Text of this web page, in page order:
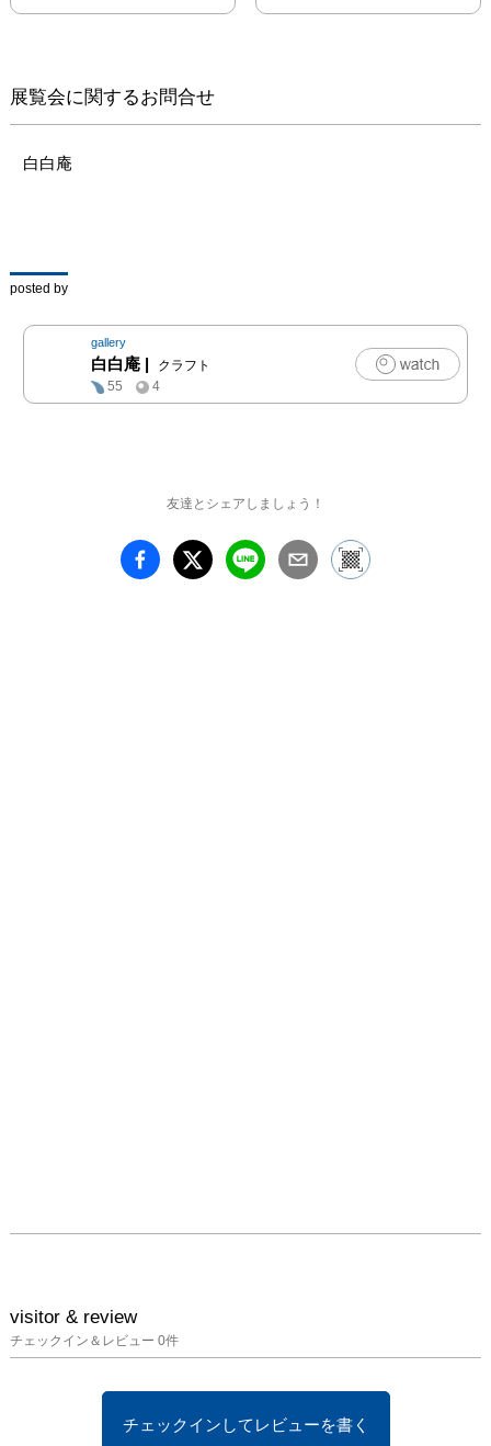
は、
空想の未来へと魂を旅立
たせ
たちに
物事が満たされている状
態を形容するが、
時代を生きる貪欲な美の
足るを知ることなく扇動
する。
ら未来的造形のオブジェ
まで、幅広く自由な作風
展覧会に関するお問合せ
白白庵
posted by
gallery
白白庵 |
クラフト
55
4
友達とシェアしましょう！
visitor & review
チェックイン＆レビュー 0件
チェックインしてレビューを書く